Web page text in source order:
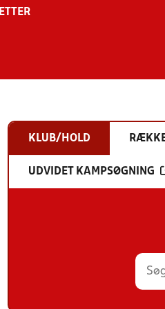
KLUB/HOLD
UDVIDET KAMPSØGNING